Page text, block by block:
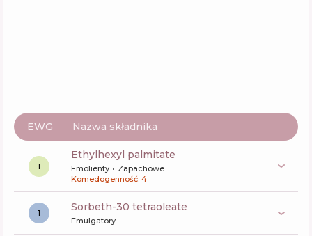
EWG Nazwa składnika
1
ethylhexyl palmitate
Emolienty
Zapachowe
Komedogenność: 4
1 sorbeth-30 tetraoleate
Emulgatory